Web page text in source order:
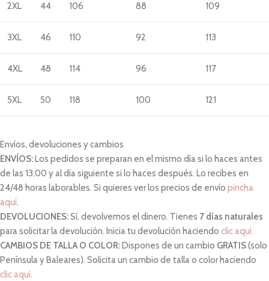
2XL 44 106 88 109
3XL 46 110 92 113
4XL 48 114 96 117
5XL 50 118 100 121
Envíos, devoluciones y cambios
ENVÍOS: Los pedidos se preparan en el mismo día si lo haces antes
de las 13:00 y al día siguiente si lo haces después. Lo recibes en
24/48 horas laborables. Si quieres ver los precios de envío pincha
aquí.
DEVOLUCIONES:Sí, devolvemos el dinero. Tienes 7 días naturales
para solicitar la devolución. Inicia tu devolución haciendo clic aquí.
CAMBIOS DE TALLA O COLOR: Dispones de un cambio GRATIS(solo
Península y Baleares). Solicita un cambio de talla o color haciendo
clic aquí.